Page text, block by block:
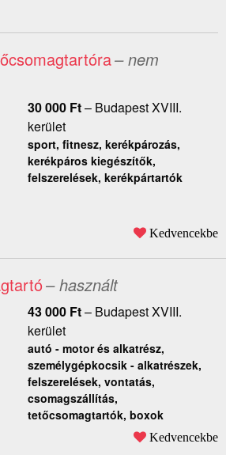
– nem
30 000 Ft– Budapest XVIII.
kerület
sport, fitnesz, kerékpározás,
kerékpáros kiegészítők,
felszerelések, kerékpártartók
Kedvencekbe
– használt
43 000 Ft– Budapest XVIII.
kerület
autó - motor és alkatrész,
személygépkocsik - alkatrészek,
felszerelések, vontatás,
csomagszállítás,
tetőcsomagtartók, boxok
Kedvencekbe